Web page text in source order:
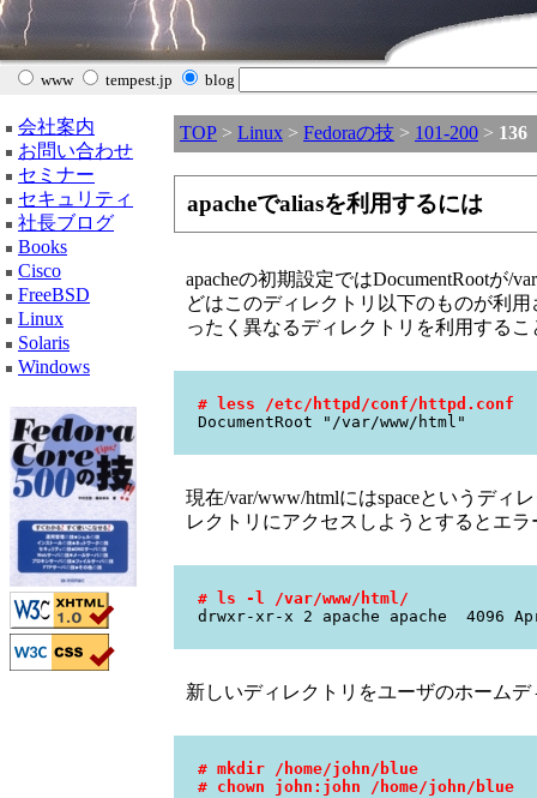
www tempest.jp blog
会社案内
お問い合わせ
セミナー
セキュリティ
社長ブログ
Books
Cisco
FreeBSD
Linux
Solaris
Windows
TOP > Linux > Fedoraの技 > 101-200 > 136
apacheでaliasを利用するには
apacheの初期設定ではDocumentRootが/
どはこのディレクトリ以下のものが利
ったく異なるディレクトリを利用する
# less /etc/httpd/conf/httpd.conf
DocumentRoot "/var/www/html"
現在/var/www/htmlにはspaceというディ
レクトリにアクセスしようとするとエ
# ls -l /var/www/html/
drwxr-xr-x 2 apache apache 4096
新しいディレクトリをユーザのホーム
# mkdir /home/john/blue
# chown john:john /home/john/blue